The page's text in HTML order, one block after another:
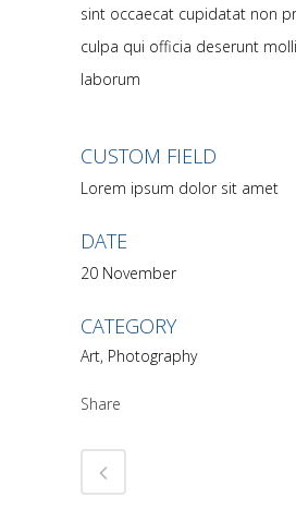
sint occaecat cupidatat non
culpa qui officia deserunt
laborum
CUSTOM FIELD
Lorem ipsum dolor sit amet
DATE
20 November
CATEGORY
Art, Photography
Share